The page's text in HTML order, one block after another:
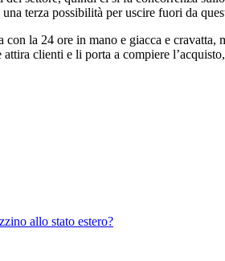
terza possibilità per uscire fuori da
con la 24 ore in mano e giacca e
clienti e li porta a compiere
allo stato estero?